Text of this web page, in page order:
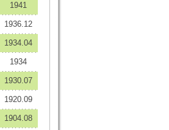
1941
1936.12
1934.04
1934
1930.07
1920.09
1904.08